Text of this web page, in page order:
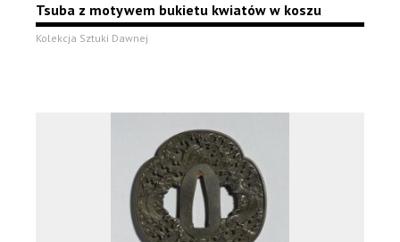
Tsuba z motywem bukietu kwiatów w koszu
Kolekcja Sztuki Dawnej